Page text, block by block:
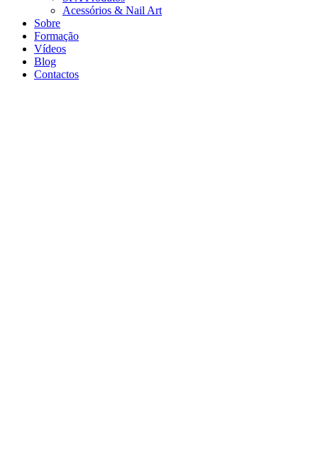
Acessórios & Nail Art
Sobre
Formação
Vídeos
Blog
Contactos